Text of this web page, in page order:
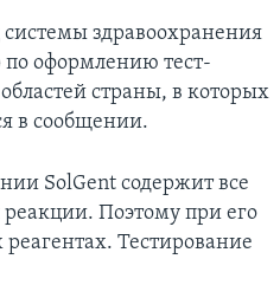
здравоохранения
оформлению тест-
страны, в которых
в сообщении.
SolGent содержит все
Поэтому при его
Тестирование